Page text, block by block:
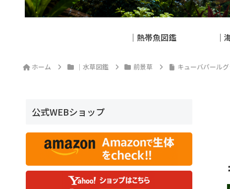
｜熱帯魚図鑑 ｜
ホーム ｜水草図鑑 前景草 キューバパール
公式WEBショップ